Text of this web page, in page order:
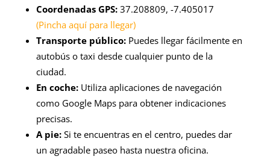
Coordenadas GPS:37.208809, -7.405017
(Pincha aquí para llegar)
Transporte público:Puedes llegar fácilmente en
autobús o taxi desde cualquier punto de la
ciudad.
En coche:Utiliza aplicaciones de navegación
como Google Maps para obtener indicaciones
precisas.
A pie:Si te encuentras en el centro, puedes dar
un agradable paseo hasta nuestra oficina.